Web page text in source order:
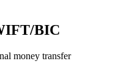
BIC
money transfer